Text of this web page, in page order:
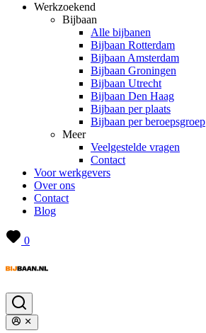
Werkzoekend
Bijbaan
Alle bijbanen
Bijbaan Rotterdam
Bijbaan Amsterdam
Bijbaan Groningen
Bijbaan Utrecht
Bijbaan Den Haag
Bijbaan per plaats
Bijbaan per beroepsgroep
Meer
Veelgestelde vragen
Contact
Voor werkgevers
Over ons
Contact
Blog
0